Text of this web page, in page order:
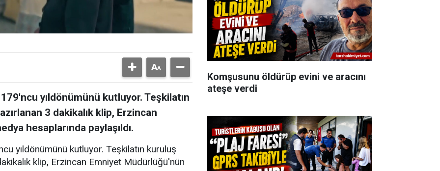
yıldönümünü kutluyor. Teşkilatın
3 dakikalık klip, Erzincan
hesaplarında paylaşıldı.
yıldönümünü kutluyor. Teşkilatın kuruluş
klip, Erzincan Emniyet Müdürlüğü'nün
Komşusunu öldürüp evini ve aracını
ateşe verdi